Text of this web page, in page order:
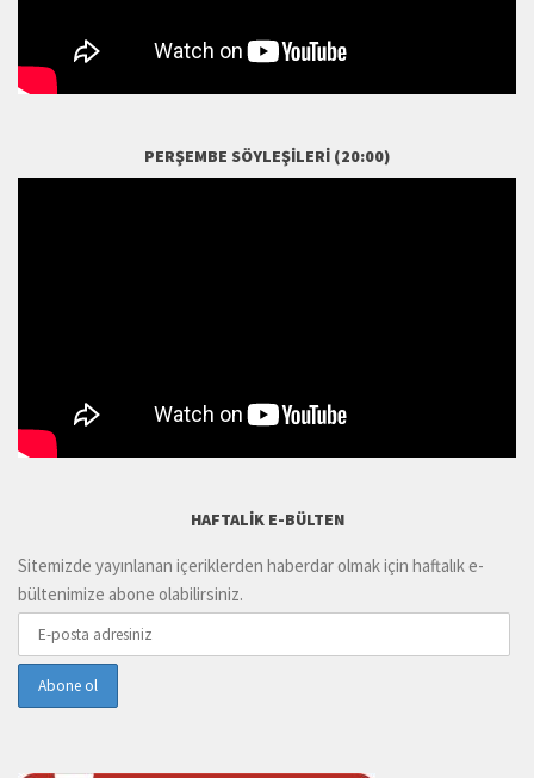
PERŞEMBE SÖYLEŞILERI (20:00)
HAFTALIK E-BÜLTEN
Sitemizde yayınlanan içeriklerden haberdar olmak için haftalık e-
bültenimize abone olabilirsiniz.